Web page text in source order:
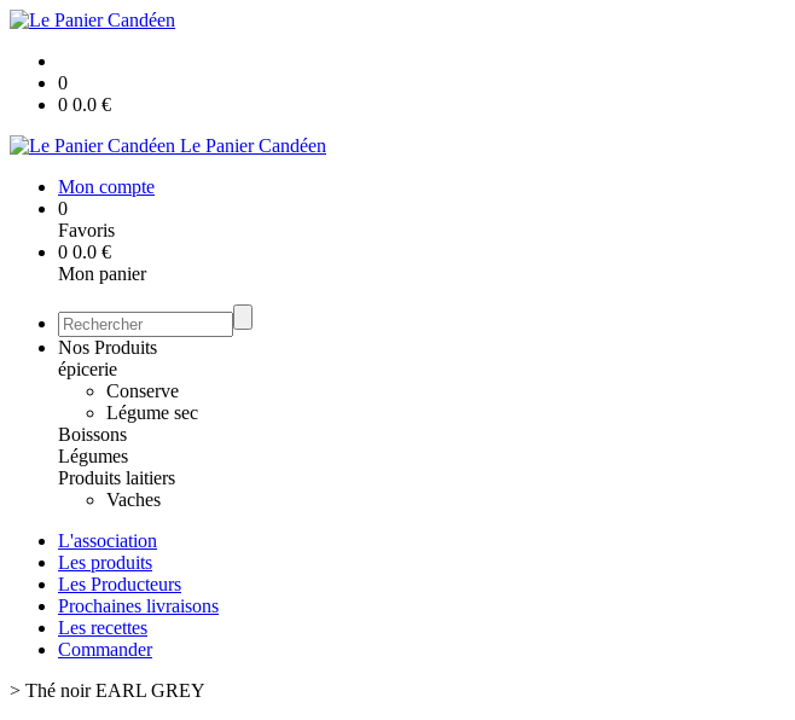
0
0 0.0 €
Le Panier Candéen
Mon compte
0
Favoris
0 0.0 €
Mon panier
Nos Produits
épicerie
Conserve
Légume sec
Boissons
Légumes
Produits laitiers
Vaches
L'association
Les produits
Les Producteurs
Prochaines livraisons
Les recettes
Commander
> Thé noir EARL GREY